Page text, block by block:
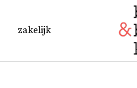
zakelijk